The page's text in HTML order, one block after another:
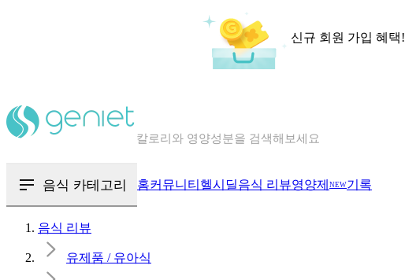
신규 회원 가입 혜택!
혈당 · 다이어트 음식 검색해보세요
음식 카테고리 홈커뮤니티 헬시딜음식 리뷰영양제 NEW기록
음식 리뷰
유제품 / 유아식